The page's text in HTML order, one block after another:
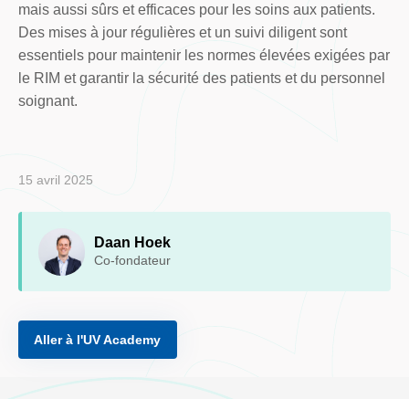
mais aussi sûrs et efficaces pour les soins aux patients.
Des mises à jour régulières et un suivi diligent sont
essentiels pour maintenir les normes élevées exigées par
le RIM et garantir la sécurité des patients et du personnel
soignant.
15 avril 2025
Daan Hoek
Co-fondateur
Aller à l'UV Academy